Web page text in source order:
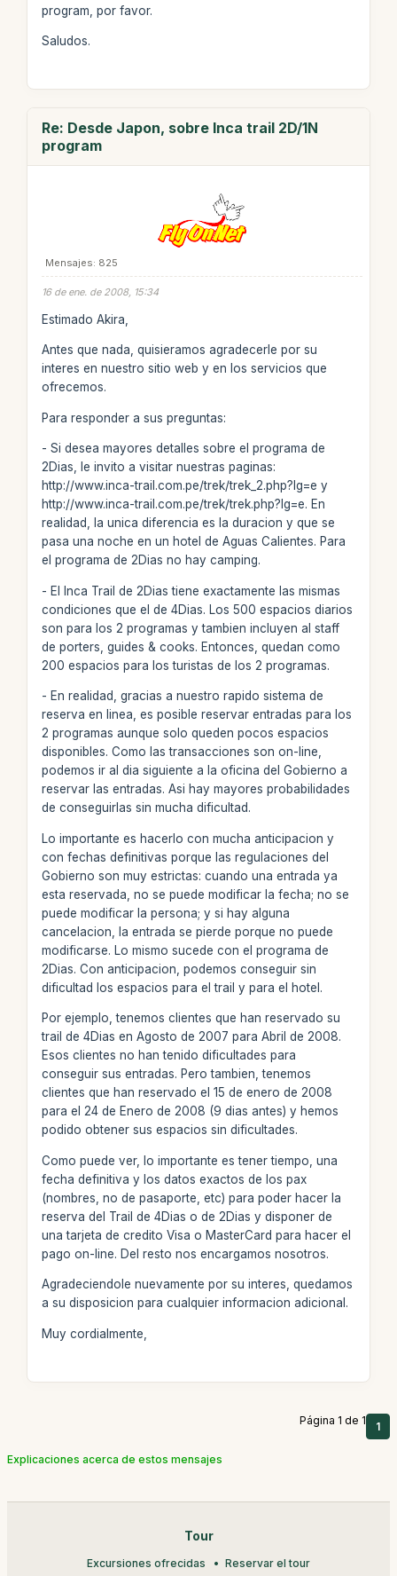
program, por favor.
Saludos.
Re: Desde Japon, sobre Inca trail 2D/1N
program
Mensajes: 825
16 de ene. de 2008, 15:34
Estimado Akira,
Antes que nada, quisieramos agradecerle por su
interes en nuestro sitio web y en los servicios que
ofrecemos.
Para responder a sus preguntas:
- Si desea mayores detalles sobre el programa de
2Dias, le invito a visitar nuestras paginas:
http://www.inca-trail.com.pe/trek/trek_2.php?lg=e y
http://www.inca-trail.com.pe/trek/trek.php?lg=e. En
realidad, la unica diferencia es la duracion y que se
pasa una noche en un hotel de Aguas Calientes. Para
el programa de 2Dias no hay camping.
- El Inca Trail de 2Dias tiene exactamente las mismas
condiciones que el de 4Dias. Los 500 espacios diarios
son para los 2 programas y tambien incluyen al staff
de porters, guides & cooks. Entonces, quedan como
200 espacios para los turistas de los 2 programas.
- En realidad, gracias a nuestro rapido sistema de
reserva en linea, es posible reservar entradas para los
2 programas aunque solo queden pocos espacios
disponibles. Como las transacciones son on-line,
podemos ir al dia siguiente a la oficina del Gobierno a
reservar las entradas. Asi hay mayores probabilidades
de conseguirlas sin mucha dificultad.
Lo importante es hacerlo con mucha anticipacion y
con fechas definitivas porque las regulaciones del
Gobierno son muy estrictas: cuando una entrada ya
esta reservada, no se puede modificar la fecha; no se
puede modificar la persona; y si hay alguna
cancelacion, la entrada se pierde porque no puede
modificarse. Lo mismo sucede con el programa de
2Dias. Con anticipacion, podemos conseguir sin
dificultad los espacios para el trail y para el hotel.
Por ejemplo, tenemos clientes que han reservado su
trail de 4Dias en Agosto de 2007 para Abril de 2008.
Esos clientes no han tenido dificultades para
conseguir sus entradas. Pero tambien, tenemos
clientes que han reservado el 15 de enero de 2008
para el 24 de Enero de 2008 (9 dias antes) y hemos
podido obtener sus espacios sin dificultades.
Como puede ver, lo importante es tener tiempo, una
fecha definitiva y los datos exactos de los pax
(nombres, no de pasaporte, etc) para poder hacer la
reserva del Trail de 4Dias o de 2Dias y disponer de
una tarjeta de credito Visa o MasterCard para hacer el
pago on-line. Del resto nos encargamos nosotros.
Agradeciendole nuevamente por su interes, quedamos
a su disposicion para cualquier informacion adicional.
Muy cordialmente,
Página 1 de 1 1
Explicaciones acerca de estos mensajes
Tour
Excursiones ofrecidas Reservar el tour